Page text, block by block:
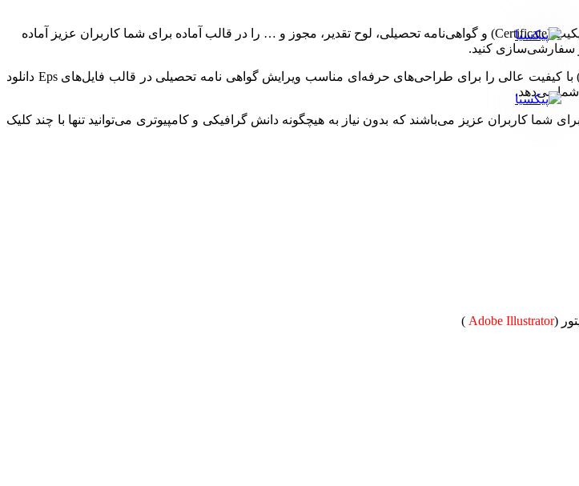
دانلود فایل وکتور لایه باز سرتیفیکیت، تیم با تجربه و قدرتمند پیکسیا انواع فایل های وکتور سرتیفیکیت (Certificate) و گواهی‌نامه تحصیلی، لوح تقدیر، مجوز و … را در قالب آماده برای شما کاربران عزیز آماده
در این مجموعه می توانید انواع طرح های برداری لایه باز (دانلود فایل وکتور لایه باز سرتیفیکیت) با کیفیت عالی را برای طراحی‌های حرفه‌ای مناسب ویرایش گواهی نامه تحصیلی در قالب فایل‌های Eps دانلود
شما می‌دهد.
کاربران عزیز می‌باشند که بدون نیاز به هیچگونه دانش گرافیکی و کامپیوتری می‌توانید تنها با چند کلیک
(
Adobe Illustrator
)